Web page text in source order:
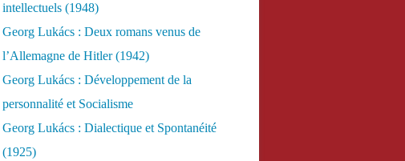
intellectuels (1948)
Georg Lukács : Deux romans venus de
l’Allemagne de Hitler (1942)
Georg Lukács : Développement de la
personnalité et Socialisme
Georg Lukács : Dialectique et Spontanéité
(1925)